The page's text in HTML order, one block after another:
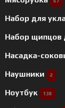
Набор для
Набор щипцов
Насадка-
Наушники 2
Ноутбук 138